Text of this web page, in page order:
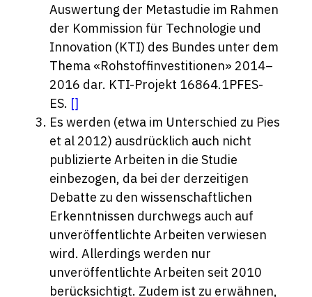
Auswertung der Metastudie im Rahmen
der Kommission für Technologie und
Innovation (KTI) des Bundes unter dem
Thema «Rohstoffinvestitionen» 2014–
2016 dar. KTI-Projekt 16864.1PFES-
ES. []
Es werden (etwa im Unterschied zu Pies
et al 2012) ausdrücklich auch nicht
publizierte Arbeiten in die Studie
einbezogen, da bei der derzeitigen
Debatte zu den wissenschaftlichen
Erkenntnissen durchwegs auch auf
unveröffentlichte Arbeiten verwiesen
wird. Allerdings werden nur
unveröffentlichte Arbeiten seit 2010
berücksichtigt. Zudem ist zu erwähnen,